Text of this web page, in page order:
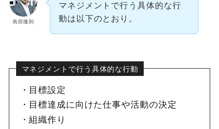
島田隆則
マネジメントで行う具体的な行
動は以下のとおり。
マネジメントで行う具体的な行動
目標設定
目標達成に向けた仕事や活動の決定
組織作り